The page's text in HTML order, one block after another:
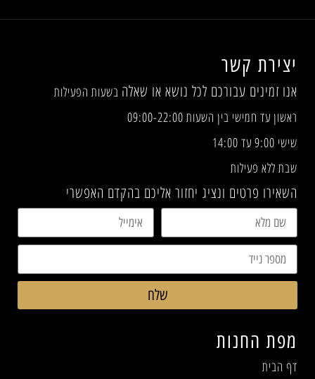
מפת החנות
דף הבית
יצירת קשר
אנו זמינים עבורכם לכל נושא או שאלה בשעות הפעילות
ראשון עד חמישי בין השעות 09:00-22:00
שישי 9:00 עד 14:00
שבת ללא פעילות
השאירו פרטים ונציג יחזור אליכם בהקדם האפשרי
שלח